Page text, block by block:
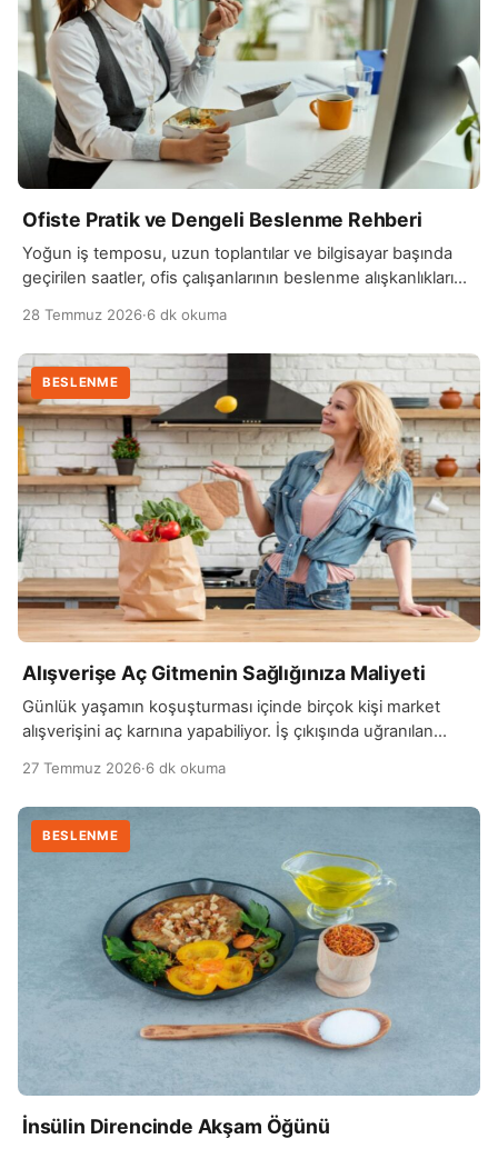
Ofiste Pratik ve Dengeli Beslenme Rehberi
Yoğun iş temposu, uzun toplantılar ve bilgisayar başında
geçirilen saatler, ofis çalışanlarının beslenme alışkanlıklarını
28 Temmuz 2026·6 dk okuma
BESLENME
Alışverişe Aç Gitmenin Sağlığınıza Maliyeti
Günlük yaşamın koşuşturması içinde birçok kişi market
alışverişini aç karnına yapabiliyor. İş çıkışında uğranılan
27 Temmuz 2026·6 dk okuma
BESLENME
İnsülin Direncinde Akşam Öğünü